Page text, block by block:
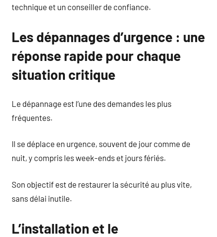
technique et un conseiller de confiance.
Les dépannages d’urgence : une
réponse rapide pour chaque
situation critique
Le dépannage est l’une des demandes les plus
fréquentes.
Il se déplace en urgence, souvent de jour comme de
nuit, y compris les week-ends et jours fériés.
Son objectif est de restaurer la sécurité au plus vite,
sans délai inutile.
L’installation et le